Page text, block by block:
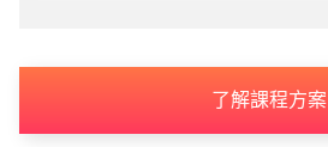
了解課程方案